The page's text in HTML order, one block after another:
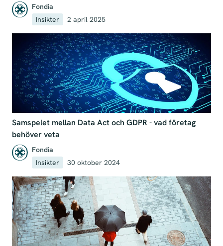
Fondia
Insikter
2 april 2025
Samspelet mellan Data Act och GDPR - vad företag
behöver veta
Fondia
Insikter
30 oktober 2024